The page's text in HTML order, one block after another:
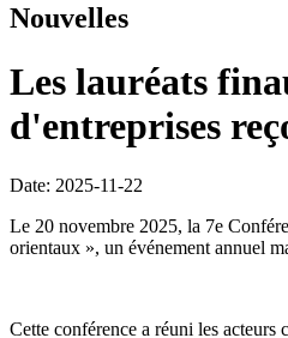
Nouvelles
Les lauréats
d'entreprises
Date: 2025-11-22
Le 20 novembre 2025, la 7e
orientaux », un événement annuel
Cette conférence a réuni les acteurs